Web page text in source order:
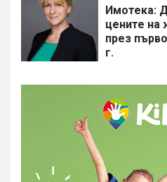
Имотека:
цените
през
г.